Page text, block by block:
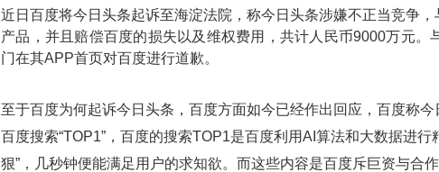
近日百度将今日头条起诉至海淀法院，称今日头条涉嫌不正当竞争
产品，并且赔偿百度的损失以及维权费用，共计人民币9000万元
门在其APP首页对百度进行道歉。
至于百度为何起诉今日头条，百度方面如今已经作出回应，百度称
百度搜索“TOP1”，百度的搜索TOP1是百度利用AI算法和大数据进
狠”，几秒钟便能满足用户的求知欲。而这些内容是百度斥巨资与合